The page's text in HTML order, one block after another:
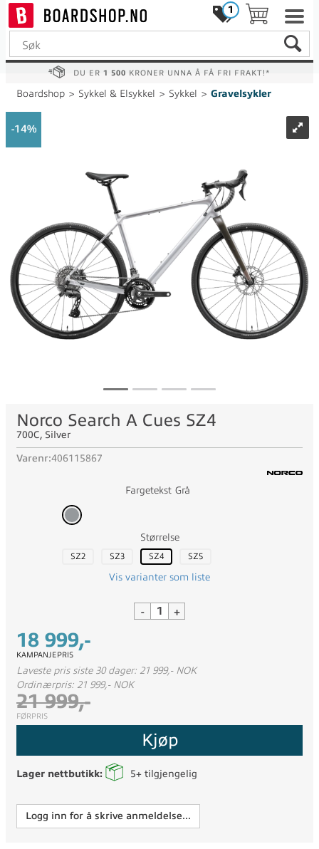
1
DU ER 1 500 KRONER UNNA Å FÅ FRI FRAKT!*
Boardshop>Sykkel & Elsykkel >Sykkel >Gravelsykler
14%
Norco Search A Cues SZ4
700C, Silver
Logg inn for å skrive anmeldelse...
Varenr:406115867
18 999,-
KAMPANJEPRIS
Laveste pris siste 30 dager: 21 999,- NOK
Ordinærpris: 21 999,- NOK
21 999,-
FØRPRIS
Fargetekst Grå
Størrelse
SZ2 SZ3 SZ4 SZ5
Vis varianter som liste
- +
Kjøp
Lager nettbutikk: 5+ tilgjengelig